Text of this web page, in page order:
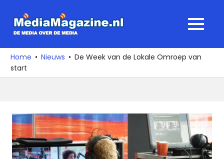
naar
media
over
de
MENU
Home Nieuws
De Week van de Lokale Omroep van
start